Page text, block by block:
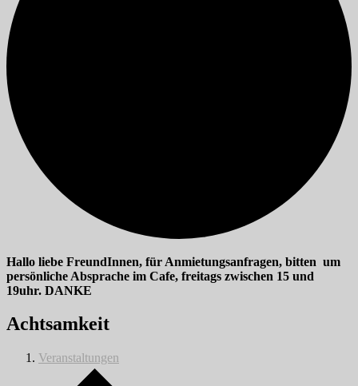
Hallo liebe FreundInnen, für Anmietungsanfragen, bitten um
persönliche Absprache im Cafe, freitags zwischen 15 und
19uhr. DANKE
Achtsamkeit
Veranstaltungen